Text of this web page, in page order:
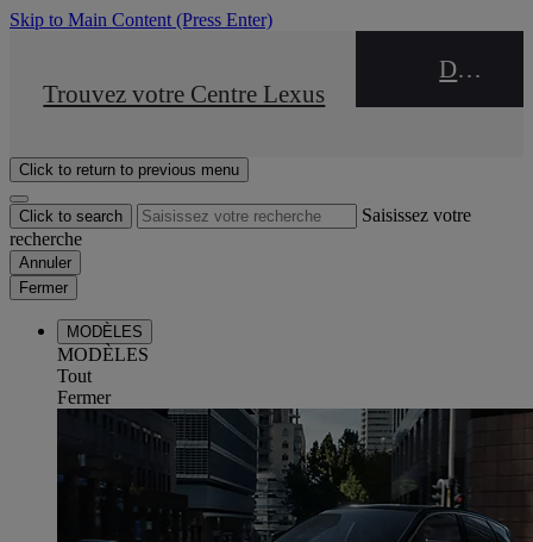
Skip to Main Content (Press Enter)
STOP DRIVE Takata
Trouvez votre Centre Lexus
DEALER NAME
Click to return to previous menu
Click to search
Saisissez votre
recherche
Annuler
Fermer
MODÈLES
MODÈLES
Tout
Fermer